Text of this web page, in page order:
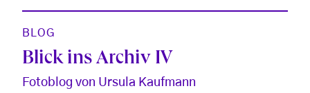
BLOG
Blick ins Archiv IV
Fotoblog von Ursula Kaufmann